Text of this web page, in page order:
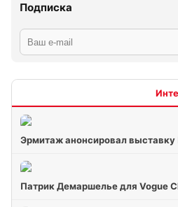
Подписка
Эрмитаж анонсировал
Патрик Демаршелье для Vogue